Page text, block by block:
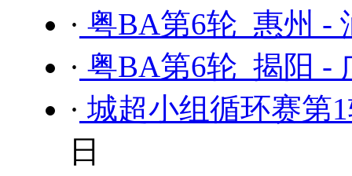
· 粤BA第6轮 惠州 -
· 粤BA第6轮 揭阳 -
· 城超小组循环赛第
日